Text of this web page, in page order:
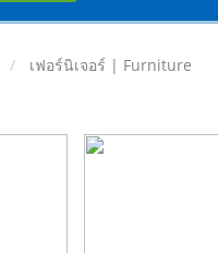
เฟอร์นิเจอร์ | Furniture